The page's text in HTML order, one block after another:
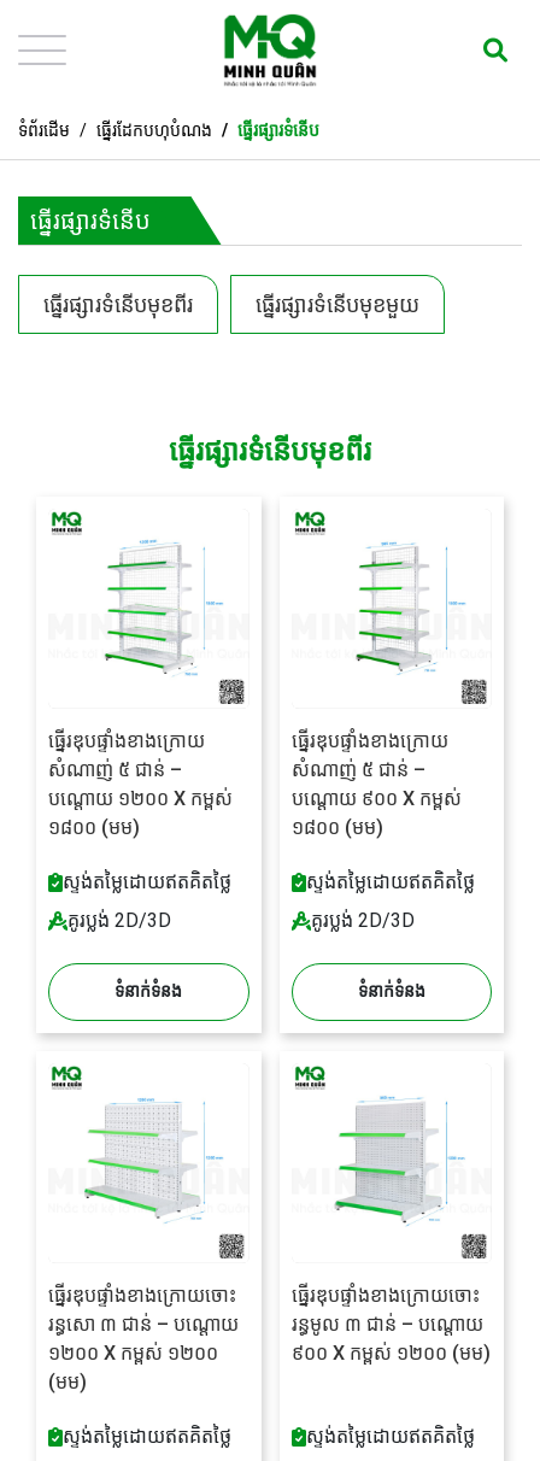
ទំព័រដើម ធ្នើរដែកបហុបំណង ធ្នើរផ្សារទំនើប
ធ្នើរផ្សារទំនើប
ធ្នើរផ្សារទំនើបមុខពីរ ធ្នើរផ្សារទំនើបមុខមួយ
ធ្នើរផ្សារទំនើបមុខពីរ
ធ្នើរឌុបផ្ទាំងខាងក្រោយ
សំណាញ់ ៥ ជាន់ –
បណ្តោយ ១២០០ X កម្ពស់
១៨០០ (មម)
ស្ទង់តម្លៃដោយឥតគិតថ្លៃ
គូរប្លង់ 2D/3D
ទំនាក់ទំនង
ធ្នើរឌុបផ្ទាំងខាងក្រោយ
សំណាញ់ ៥ ជាន់ –
បណ្តោយ ៩០០ X កម្ពស់
១៨០០ (មម)
ស្ទង់តម្លៃដោយឥតគិតថ្លៃ
គូរប្លង់ 2D/3D
ទំនាក់ទំនង
ធ្នើរឌុបផ្ទាំងខាងក្រោយចោះ
រន្ធសោ ៣ ជាន់ – បណ្តោយ
១២០០ X កម្ពស់ ១២០០
(មម)
ស្ទង់តម្លៃដោយឥតគិតថ្លៃ
ធ្នើរឌុបផ្ទាំងខាងក្រោយចោះ
រន្ធមូល ៣ ជាន់ – បណ្តោយ
៩០០ X កម្ពស់ ១២០០ (មម)
ស្ទង់តម្លៃដោយឥតគិតថ្លៃ